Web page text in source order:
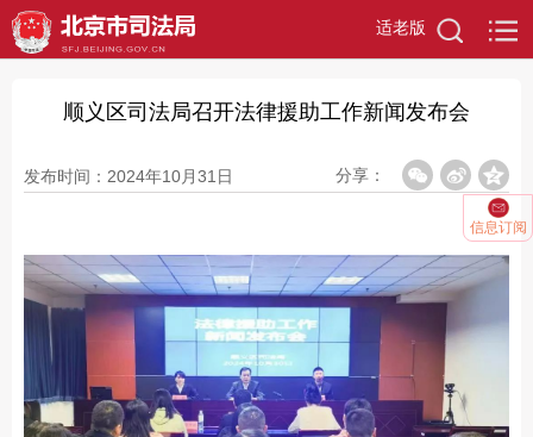
适老版
信息订阅
顺义区司法局召开法律援助工作新闻发布会
发布时间：2024年10月31日 分享：